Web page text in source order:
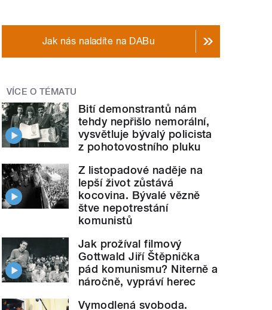
Jak nás naladíte na DABu
VÍCE O TÉMATU
Bití demonstrantů nám
tehdy nepřišlo nemorální,
vysvětluje bývalý policista
z pohotovostního pluku
Z listopadové naděje na
lepší život zůstává
kocovina. Bývalé vězně
štve nepotrestání
komunistů
Jak prožíval filmový
Gottwald Jiří Štěpnička
pád komunismu? Niterně a
náročně, vypráví herec
Vymodlená svoboda.